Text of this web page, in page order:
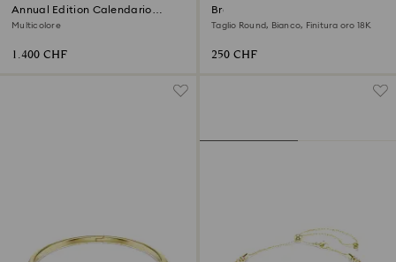
Annual Edition Calendario
dell’Avvento 2026
Multicolore
1.400 CHF
Bracciale Tennis Matrix
Taglio Round, Bianco, Finitura oro 18K
250 CHF